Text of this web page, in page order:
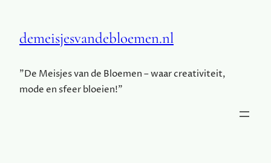
demeisjesvandebloemen.nl
"De Meisjes van de Bloemen – waar creativiteit,
mode en sfeer bloeien!"